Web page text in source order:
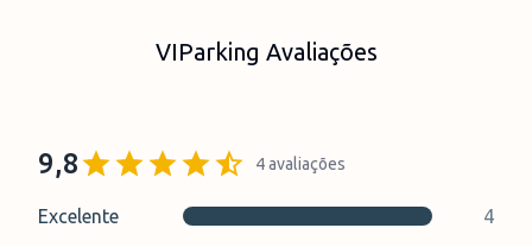
VIParking Avaliações
9,8 4avaliações
Excelente
4